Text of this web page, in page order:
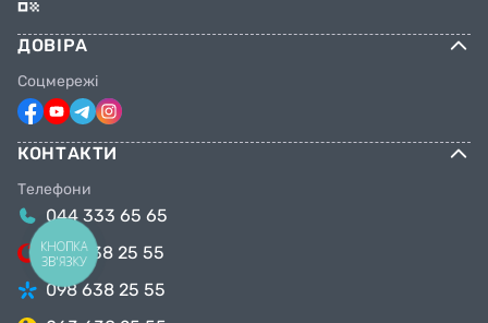
ДОВІРА
Соцмережі
КОНТАКТИ
Телефони
044 333 65 65
099 638 25 55
098 638 25 55
КНОПКА
ЗВ'ЯЗКУ